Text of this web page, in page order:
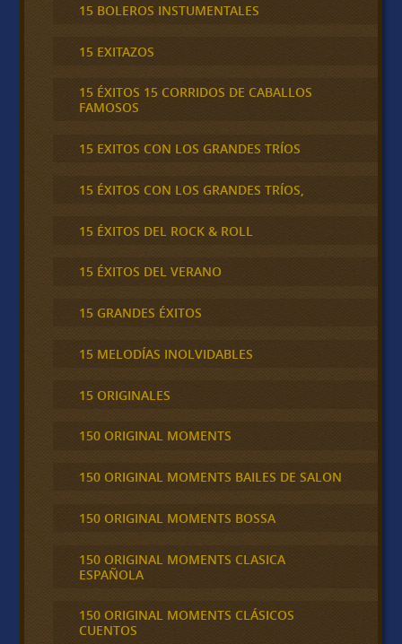
15 BOLEROS INSTUMENTALES
15 EXITAZOS
15 ÉXITOS 15 CORRIDOS DE CABALLOS
FAMOSOS
15 EXITOS CON LOS GRANDES TRÍOS
15 ÉXITOS CON LOS GRANDES TRÍOS,
15 ÉXITOS DEL ROCK & ROLL
15 ÉXITOS DEL VERANO
15 GRANDES ÉXITOS
15 MELODÍAS INOLVIDABLES
15 ORIGINALES
150 ORIGINAL MOMENTS
150 ORIGINAL MOMENTS BAILES DE SALON
150 ORIGINAL MOMENTS BOSSA
150 ORIGINAL MOMENTS CLASICA
ESPAÑOLA
150 ORIGINAL MOMENTS CLÁSICOS
CUENTOS